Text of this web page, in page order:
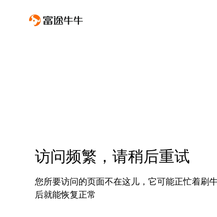
访问频繁，请稍后重试
您所要访问的页面不在这儿，它可能正忙着刷
后就能恢复正常